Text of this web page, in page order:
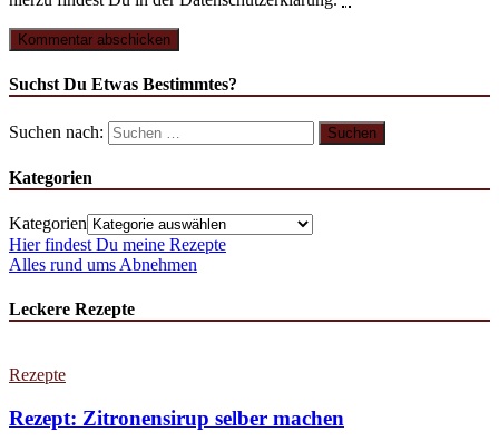
Suchst Du Etwas Bestimmtes?
Suchen nach:
Kategorien
Kategorien
Hier findest Du meine Rezepte
Alles rund ums Abnehmen
Leckere Rezepte
Rezepte
Rezept: Zitronensirup selber machen